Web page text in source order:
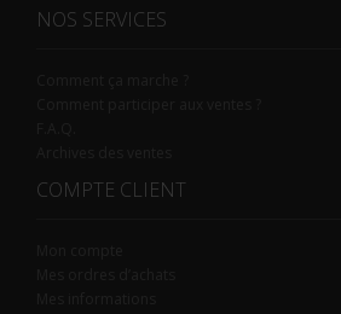
NOS SERVICES
COMPTE CLIENT